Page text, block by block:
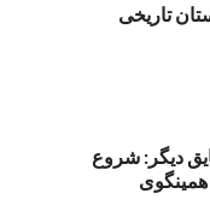
تاریخی
دیگر: شروع
همینگوی